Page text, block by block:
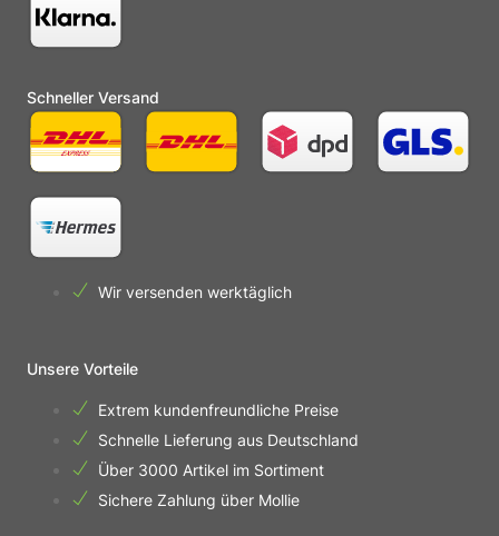
Schneller Versand
Wir versenden werktäglich
Unsere Vorteile
Extrem kundenfreundliche Preise
Schnelle Lieferung aus Deutschland
Über 3000 Artikel im Sortiment
Sichere Zahlung über Mollie